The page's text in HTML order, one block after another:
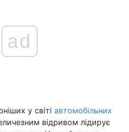
ad
у світі автомобільних
відривом лідирує